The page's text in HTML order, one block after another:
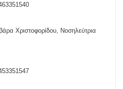
Χριστοφορίδου, Νοσηλεύτρια